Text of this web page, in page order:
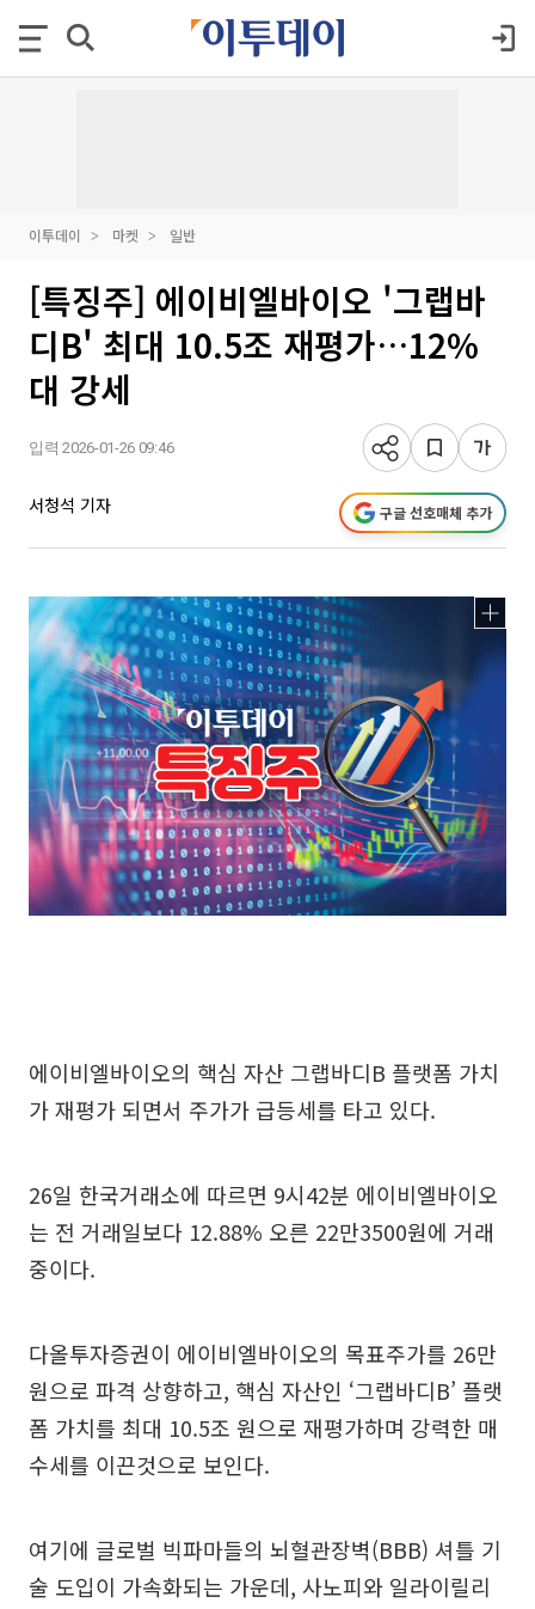
이투데이 마켓 일반
[특징주] 에이비엘바이오 '그랩바
디B' 최대 10.5조 재평가…12%
대 강세
입력 2026-01-26 09:46
서청석 기자 구글 선호매체 추가
에이비엘바이오의 핵심 자산 그랩바디B 플랫폼 가치
가 재평가 되면서 주가가 급등세를 타고 있다.
26일 한국거래소에 따르면 9시42분 에이비엘바이오
는 전 거래일보다 12.88% 오른 22만3500원에 거래
중이다.
다올투자증권이 에이비엘바이오의 목표주가를 26만
원으로 파격 상향하고, 핵심 자산인 ‘그랩바디B’ 플랫
폼 가치를 최대 10.5조 원으로 재평가하며 강력한 매
수세를 이끈것으로 보인다.
여기에 글로벌 빅파마들의 뇌혈관장벽(BBB) 셔틀 기
술 도입이 가속화되는 가운데, 사노피와 일라이릴리